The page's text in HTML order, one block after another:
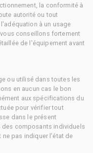
la conformité à
autorité ou tout
à un usage
conseillons fortement
de l'équipement avant
ou utilisé dans toutes les
en aucun cas le bon
aux spécifications du
pour vérifier tout
dans le présent
des composants individuels
pas indiquer l'état de